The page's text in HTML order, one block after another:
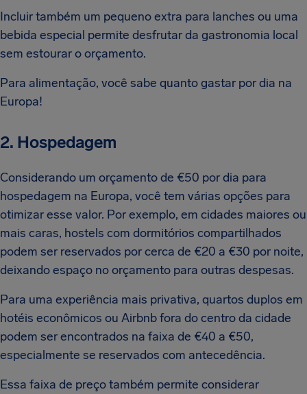
Incluir também um pequeno extra para lanches ou uma
bebida especial permite desfrutar da gastronomia local
sem estourar o orçamento.
Para alimentação, você sabe quanto gastar por dia na
Europa!
2. Hospedagem
Considerando um orçamento de €50 por dia para
hospedagem na Europa, você tem várias opções para
otimizar esse valor. Por exemplo, em cidades maiores ou
mais caras, hostels com dormitórios compartilhados
podem ser reservados por cerca de €20 a €30 por noite,
deixando espaço no orçamento para outras despesas.
Para uma experiência mais privativa, quartos duplos em
hotéis econômicos ou Airbnb fora do centro da cidade
podem ser encontrados na faixa de €40 a €50,
especialmente se reservados com antecedência.
Essa faixa de preço também permite considerar